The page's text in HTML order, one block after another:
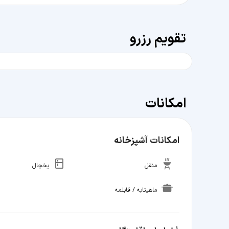
تقویم رزرو
امکانات
امکانات آشپزخانه
منقل یخچال
ماهیتابه / قابلمه